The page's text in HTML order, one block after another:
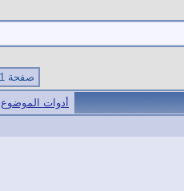
صفحة 1 من 4
أدوات الموضوع